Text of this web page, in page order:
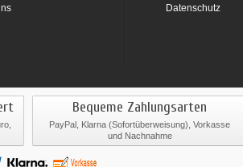
Datenschutz
Bequeme Zahlungsarten
PayPal, Klarna (Sofortüberweisung), Vorkasse
und Nachnahme